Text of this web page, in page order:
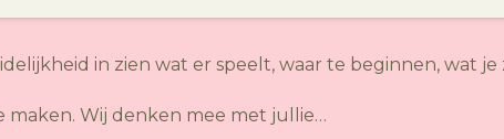
in zien wat er speelt, waar te beginnen, wat
maken. Wij denken mee met jullie…